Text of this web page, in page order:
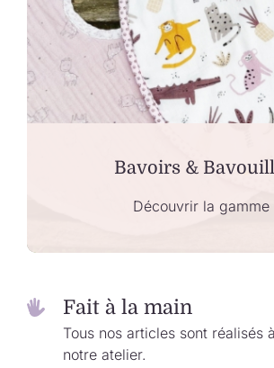
Bavoirs &
Découvrir la gamme
Fait à la main
Tous nos articles sont réalisés
notre atelier.